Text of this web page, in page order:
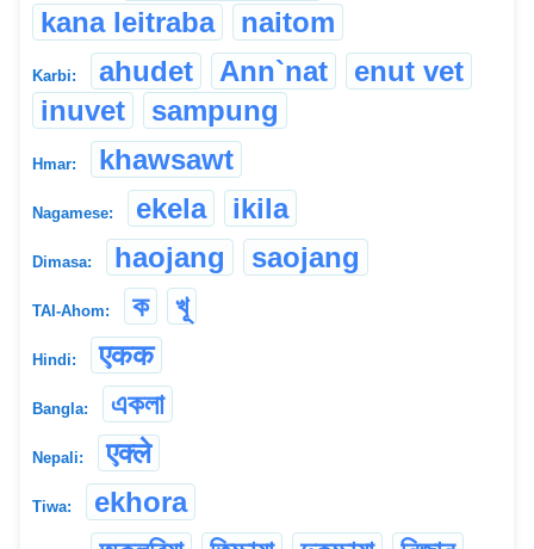
kana leitraba
naitom
Karbi: ahudet Ann`nat
enut vet
inuvet
sampung
Hmar: khawsawt
Nagamese: ekela ikila
Dimasa: haojang saojang
TAI-Ahom: ক খূ
Hindi: एकक
Bangla: একলা
Nepali: एक्ले
Tiwa: ekhora